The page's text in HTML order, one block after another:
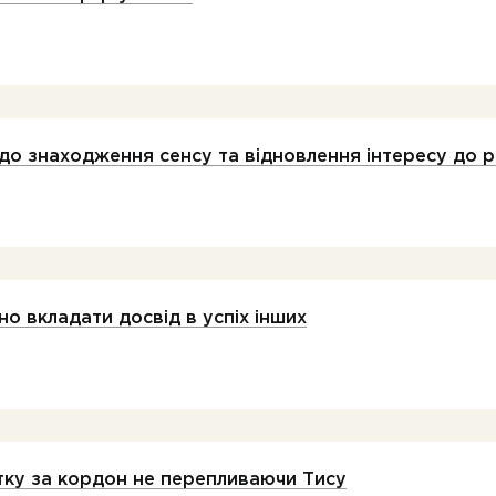
знаходження сенсу та відновлення інтересу до
вкладати досвід в успіх інших
за кордон не перепливаючи Тису